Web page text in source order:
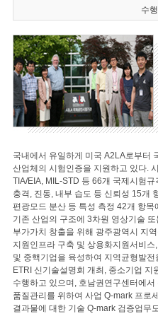
수
국내에서 유일하게 미국 A2LA로부터
산업체의 시험인증을 지원하고 있다.
TIA/EIA, MIL-STD 등 66개 국제시험
충격, 진동, 내부 습도 등 신뢰성 15개
편광모드 분산 등 특성 측정 42개 항
기존 산업의 구조에 3차원 영상기술
부가가치 창출을 위해 광주광역시 지
지원인프라 구축 및 상용화지원서비
및 중핵기업을 육성하여 지역균형발
ETRI 신기술설명회 개최, 중소기업 지
수행하고 있으며, 호남권연구센터에
품질관리를 위하여 사업 Q-mark 프로
결과물에 대한 기술 Q-mark 검증업무